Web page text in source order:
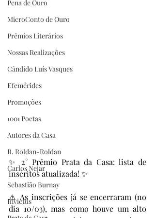
Pena de Ouro
MicroConto de Ouro
Prêmios Literários
Nossas Realizações
Cândido Luís Vasques
Efemérides
Promoções
1001 Poetas
Autores da Casa
R. Roldan-Roldan
Carlos Nejar
Sebastião Burnay
Invictus
✨ 2° Prêmio Prata da Casa: lista de
inscritos atualizada! ✨
⚠️ As inscrições já se encerraram (no
dia 10/03), mas como houve um alto